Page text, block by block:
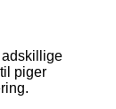
adskillige
piger